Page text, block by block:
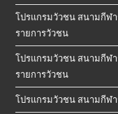
โปรแกรมวัวชน สนามกีฬา
รายการวัวชน
โปรแกรมวัวชน สนามกีฬ
รายการวัวชน
โปรแกรมวัวชน สนามกีฬ